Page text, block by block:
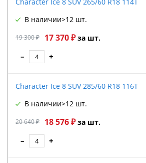
19 300 ₽ 17 370 ₽за шт.
В наличии>12 шт.
– +
Character Ice 8 SUV 285/60 R18 116T
20 640 ₽ 18 576 ₽за шт.
В наличии>12 шт.
– +